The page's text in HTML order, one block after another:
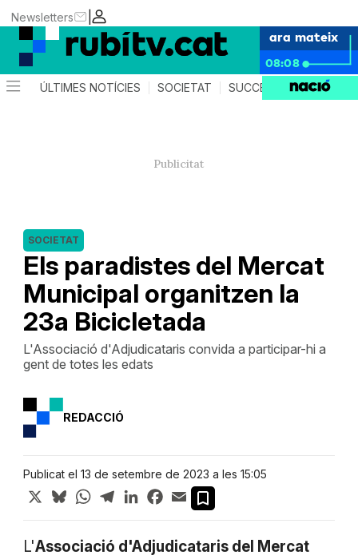
|
Newsletters
ara mateix
08:08
ÚLTIMES NOTÍCIES SOCIETAT SUCCESSOS
Els paradistes del Mercat
Municipal organitzen la
23a Bicicletada
SOCIETAT
L'Associació d'Adjudicataris convida a participar-hi a
gent de totes les edats
REDACCIÓ
Publicat el 13 de setembre de 2023 a les 15:05
X BlueskyWhatsApp
TelegramLinkedInFacebook
Email
L'Associació d'Adjudicataris del Mercat